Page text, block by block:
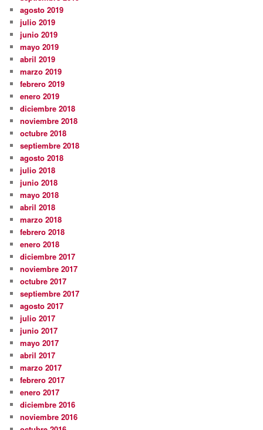
agosto 2019
julio 2019
junio 2019
mayo 2019
abril 2019
marzo 2019
febrero 2019
enero 2019
diciembre 2018
noviembre 2018
octubre 2018
septiembre 2018
agosto 2018
julio 2018
junio 2018
mayo 2018
abril 2018
marzo 2018
febrero 2018
enero 2018
diciembre 2017
noviembre 2017
octubre 2017
septiembre 2017
agosto 2017
julio 2017
junio 2017
mayo 2017
abril 2017
marzo 2017
febrero 2017
enero 2017
diciembre 2016
noviembre 2016